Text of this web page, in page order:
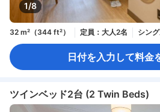
1/8
32 m²（344 ft²） 定員：大人2名 シン
日付を入力して料金
ツインベッド2台 (2 Twin Beds)